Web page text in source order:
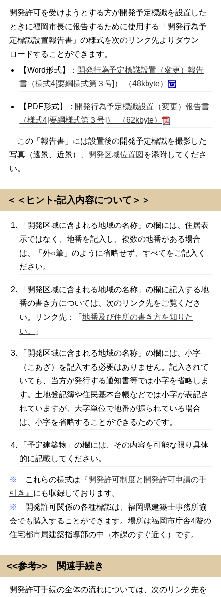
開発許可を受けようとする方が開発予定標識を設置した
ときに福岡市長に報告するために使用する「開発行為予
定標識設置報告書」の様式を次のリンク先よりダウン
ロードすることができます。
【Word形式】： 開発行為予定標識設置（変更）報告
書（様式4[要綱様式第３号]） （48kbyte）
【PDF形式】： 開発行為予定標識設置（変更）報告書
（様式4[要綱様式第３号]） （62kbyte）
この「報告書」には設置後の開発予定標識を撮影した
写真（遠景、近景）、
開発区域位置図 を添附してくださ
い。
＜＜ヒント-記入内容について＞＞
「開発区域に含まれる地域の名称」の欄には、住居表
示ではなく、地番を記入し、複数の地番がある場合
は、「外○筆」のように省略せず、すべてをご記入く
ださい。
「開発区域に含まれる地域の名称」の欄に記入する地
番の書き方については、次のリンク先をご覧くださ
い。リンク先：「地番及び住所の書き方を知りた
い。
」
「開発区域に含まれる地域の名称」の欄には、小字
（こあざ）を記入する必要はありません。記入されて
いても、当方が発行する通知書等では小字を省略しま
す。土地登記簿や住民基本台帳などでは小字が表記さ
れていますが、大字単位で地番が振られている場合
は、小字を省略することができるためです。
「予定建築物」の欄には、その内容を可能な限り具体
的に記載してください。
※ これらの様式は 『開発許可制度と開発許可申請の手
引き』 にも収録しております。
※
開発許可関係の各種標識は、福岡県建築士事務所協
会でも購入することができます。場所は福岡市庁舎4階の
住宅都市局建築指導部の中（本課のすぐ近く）です。
<<参考>> 関連手続き
開発許可手続の全体の流れについては、次のリンク先を